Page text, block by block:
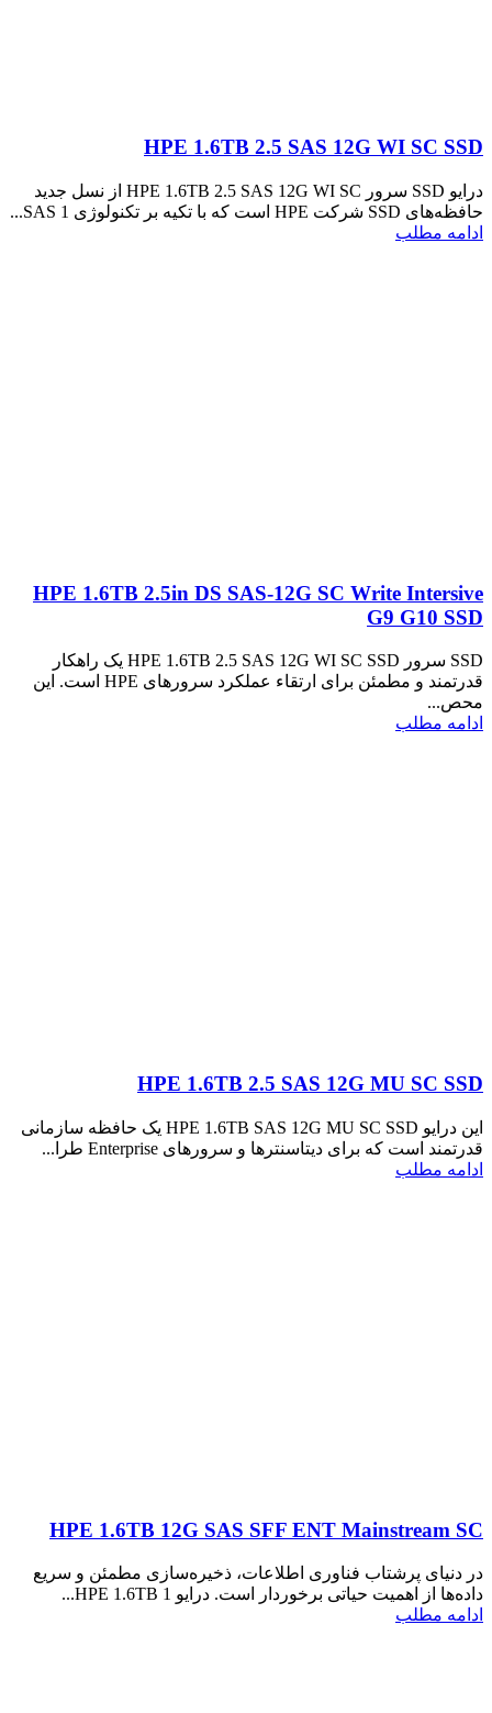
HPE 1.6TB 2.5 SAS 12G WI SC SSD
درایو SSD سرور HPE 1.6TB 2.5 SAS 12G WI SC از نسل جدید
حافظه‌های SSD شرکت HPE است که با تکیه بر تکنولوژی SAS 1...
ادامه مطلب
HPE 1.6TB 2.5in DS SAS-12G SC Write Intersive
G9 G10 SSD
SSD سرور HPE 1.6TB 2.5 SAS 12G WI SC SSD یک راهکار
قدرتمند و مطمئن برای ارتقاء عملکرد سرورهای HPE است. این
محص...
ادامه مطلب
HPE 1.6TB 2.5 SAS 12G MU SC SSD
این درایو HPE 1.6TB SAS 12G MU SC SSD یک حافظه سازمانی
قدرتمند است که برای دیتاسنترها و سرورهای Enterprise طرا...
ادامه مطلب
HPE 1.6TB 12G SAS SFF ENT Mainstream SC
در دنیای پرشتاب فناوری اطلاعات، ذخیره‌سازی مطمئن و سریع
داده‌ها از اهمیت حیاتی برخوردار است. درایو HPE 1.6TB 1...
ادامه مطلب